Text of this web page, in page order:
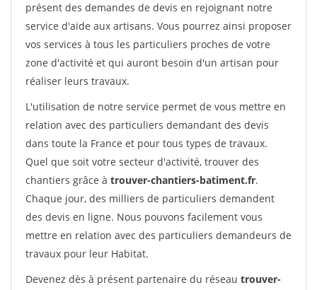
présent des demandes de devis en rejoignant notre
service d'aide aux artisans. Vous pourrez ainsi proposer
vos services à tous les particuliers proches de votre
zone d'activité et qui auront besoin d'un artisan pour
réaliser leurs travaux.
L'utilisation de notre service permet de vous mettre en
relation avec des particuliers demandant des devis
dans toute la France et pour tous types de travaux.
Quel que soit votre secteur d'activité, trouver des
chantiers grâce à trouver-chantiers-batiment.fr.
Chaque jour, des milliers de particuliers demandent
des devis en ligne. Nous pouvons facilement vous
mettre en relation avec des particuliers demandeurs de
travaux pour leur Habitat.
Devenez dès à présent partenaire du réseau trouver-